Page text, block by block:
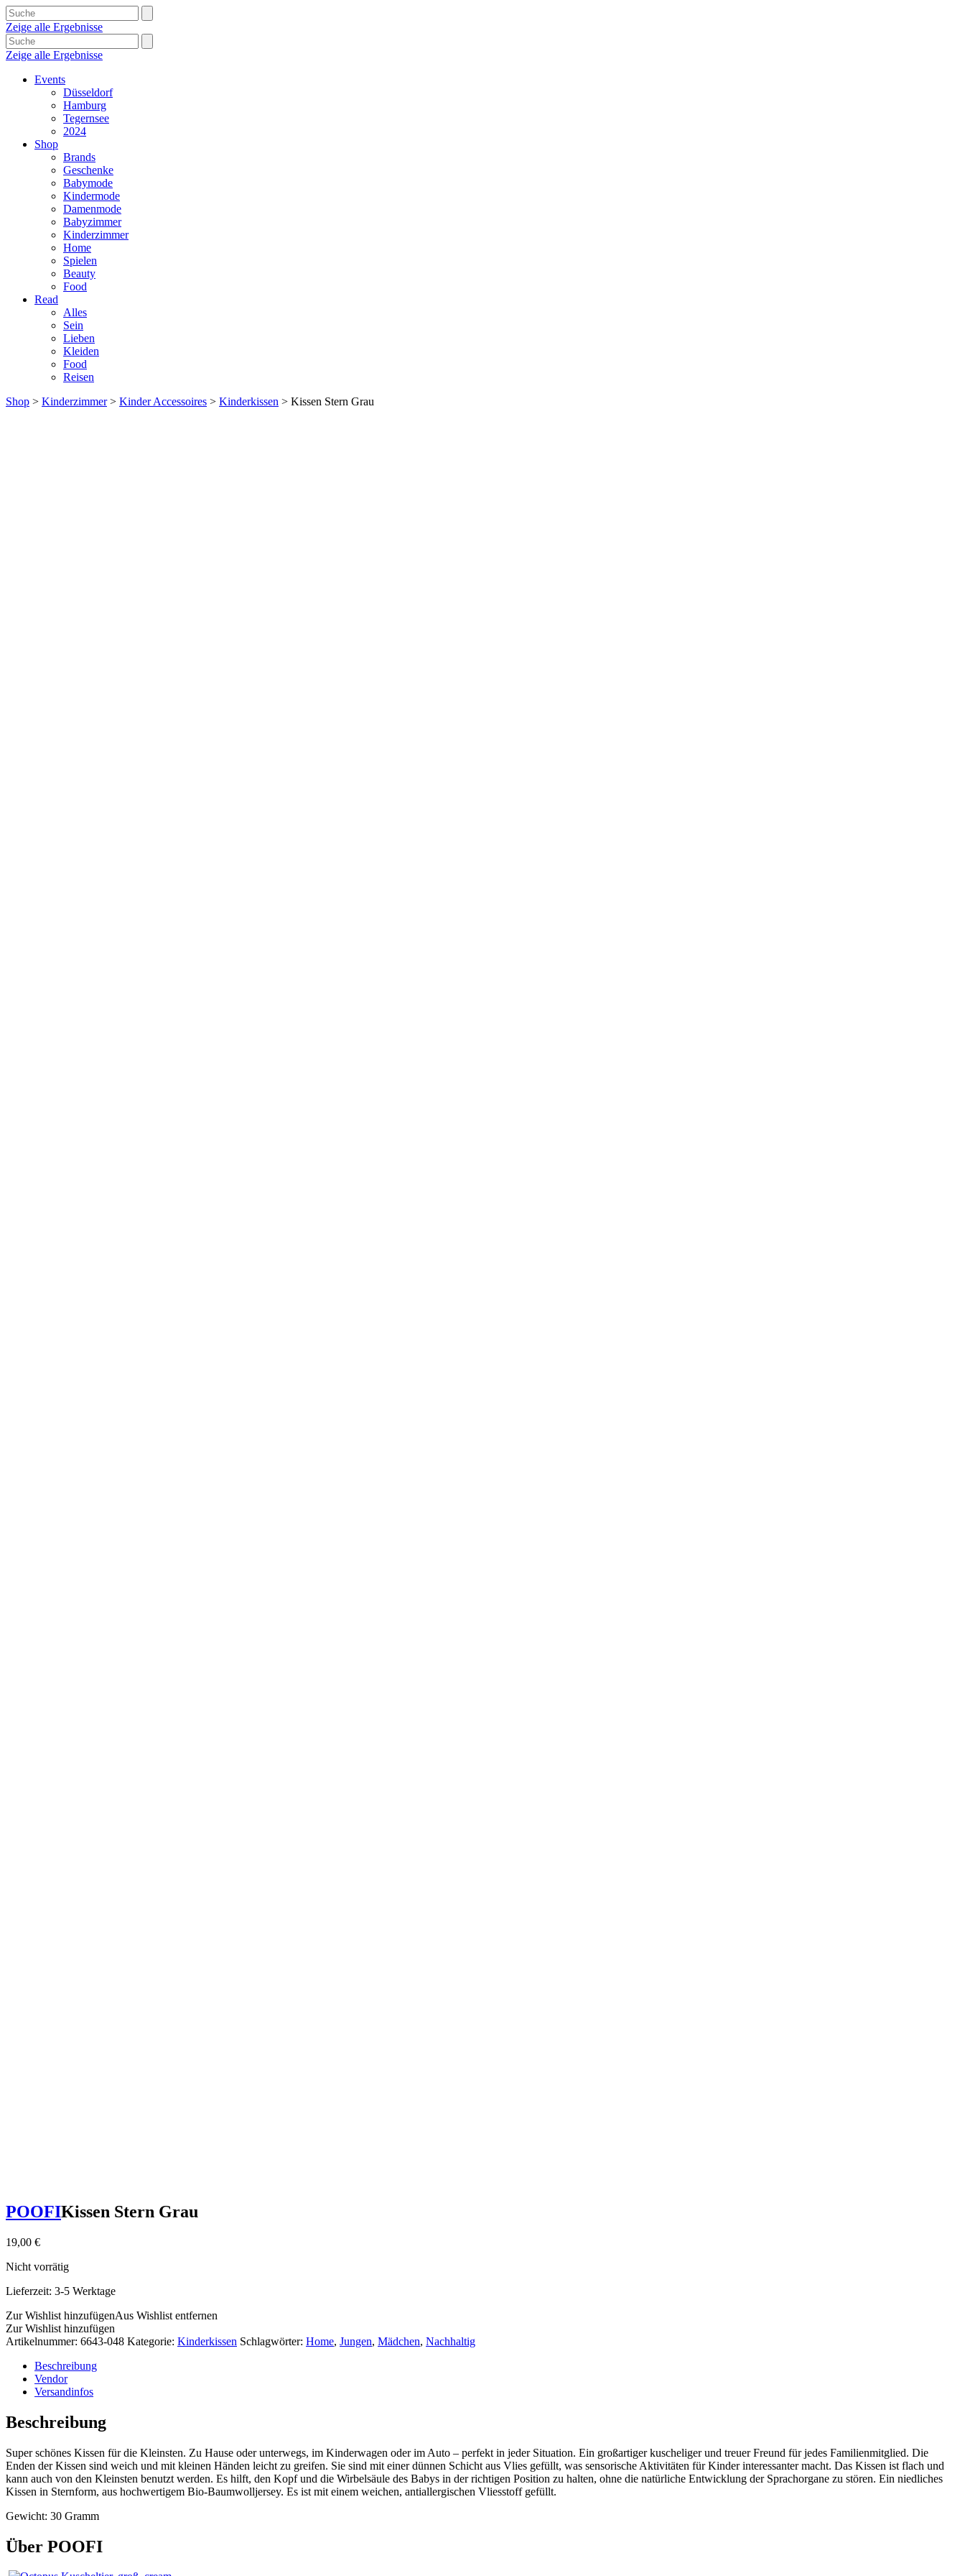
Zeige alle Ergebnisse
Zeige alle Ergebnisse
Events
Düsseldorf
Hamburg
Tegernsee
2024
Shop
Brands
Geschenke
Babymode
Kindermode
Damenmode
Babyzimmer
Kinderzimmer
Home
Spielen
Beauty
Food
Read
Alles
Sein
Lieben
Kleiden
Food
Reisen
Shop > Kinderzimmer> Kinder Accessoires > Kinderkissen > Kissen Stern Grau
POOFIKissen Stern Grau
19,00 €
Nicht vorrätig
Lieferzeit: 3-5 Werktage
Zur Wishlist hinzufügenAus Wishlist entfernen
Zur Wishlist hinzufügen
Artikelnummer: 6643-048 Kategorie: Kinderkissen Schlagwörter: Home, Jungen, Mädchen, Nachhaltig
Beschreibung
Vendor
Versandinfos
Beschreibung
Super schönes Kissen für die Kleinsten. Zu Hause oder unterwegs, im Kinderwagen oder im Auto – perfekt in jeder Situation. Ein großartiger kuscheliger und treuer Freund für jedes Familienmitglied. Die
Enden der Kissen sind weich und mit kleinen Händen leicht zu greifen. Sie sind mit einer dünnen Schicht aus Vlies gefüllt, was sensorische Aktivitäten für Kinder interessanter macht. Das Kissen ist flach und
kann auch von den Kleinsten benutzt werden. Es hilft, den Kopf und die Wirbelsäule des Babys in der richtigen Position zu halten, ohne die natürliche Entwicklung der Sprachorgane zu stören. Ein niedliches
Kissen in Sternform, aus hochwertigem Bio-Baumwolljersey. Es ist mit einem weichen, antiallergischen Vliesstoff gefüllt.
Gewicht: 30 Gramm
Über POOFI